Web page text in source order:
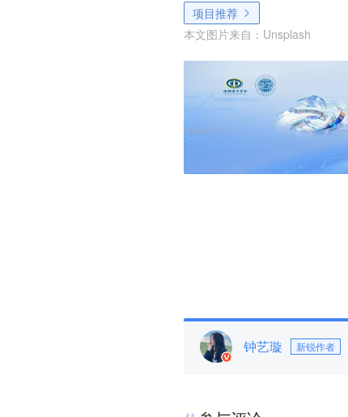
项目推荐
本文图片来自： Unsplash
钟艺璇 新锐作者